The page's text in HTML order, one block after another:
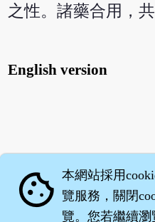
之性。諸藥合用，
English version
cookie 本網站採用
覽服務，關閉
覽。您若繼續